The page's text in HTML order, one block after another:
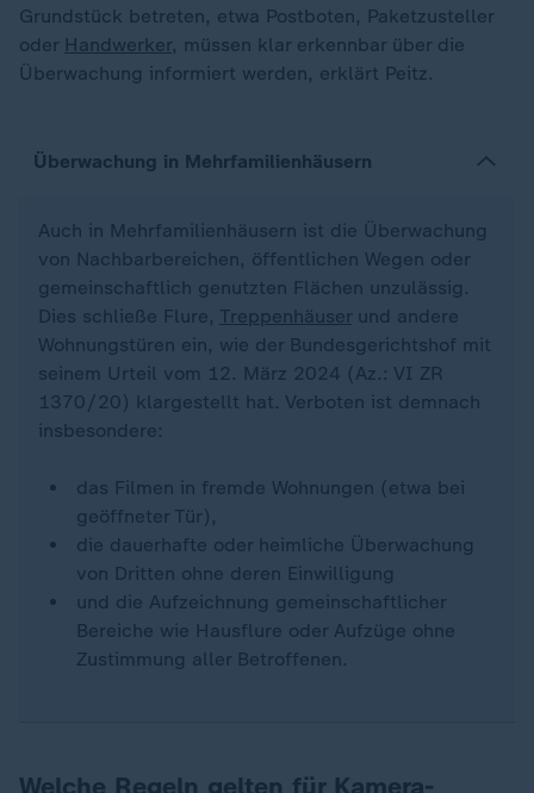
Grundstück betreten, etwa Postboten, Paketzusteller
oder Handwerker, müssen klar erkennbar über die
Überwachung informiert werden, erklärt Peitz.
Überwachung in Mehrfamilienhäusern
Auch in Mehrfamilienhäusern ist die Überwachung
von Nachbarbereichen, öffentlichen Wegen oder
gemeinschaftlich genutzten Flächen unzulässig.
Dies schließe Flure, Treppenhäuser und andere
Wohnungstüren ein, wie der Bundesgerichtshof mit
seinem Urteil vom 12. März 2024 (Az.: VI ZR
1370/20) klargestellt hat. Verboten ist demnach
insbesondere:
das Filmen in fremde Wohnungen (etwa bei
geöffneter Tür),
die dauerhafte oder heimliche Überwachung
von Dritten ohne deren Einwilligung
und die Aufzeichnung gemeinschaftlicher
Bereiche wie Hausflure oder Aufzüge ohne
Zustimmung aller Betroffenen.
Welche Regeln gelten für Kamera-